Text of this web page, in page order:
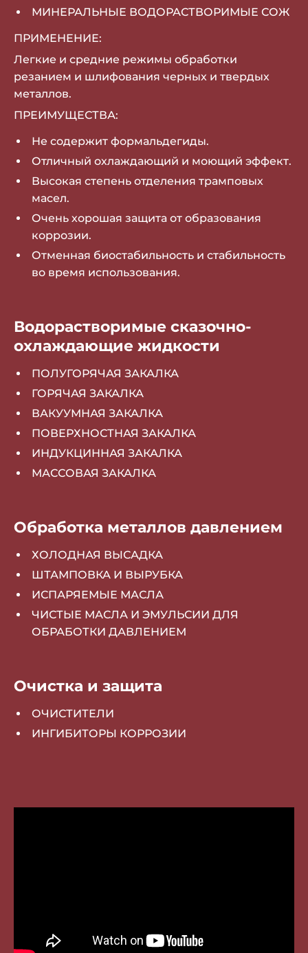
МИНЕРАЛЬНЫЕ ВОДОРАСТВОРИМЫЕ СОЖ
ПРИМЕНЕНИЕ:
Легкие и средние режимы обработки
резанием и шлифования черных и твердых
металлов.
ПРЕИМУЩЕСТВА:
Не содержит формальдегиды.
Отличный охлаждающий и моющий эффект.
Высокая степень отделения трамповых
масел.
Очень хорошая защита от образования
коррозии.
Отменная биостабильность и стабильность
во время использования.
Водорастворимые сказочно-
охлаждающие жидкости
ПОЛУГОРЯЧАЯ ЗАКАЛКА
ГОРЯЧАЯ ЗАКАЛКА
ВАКУУМНАЯ ЗАКАЛКА
ПОВЕРХНОСТНАЯ ЗАКАЛКА
ИНДУКЦИННАЯ ЗАКАЛКА
МАССОВАЯ ЗАКАЛКА
Обработка металлов давлением
ХОЛОДНАЯ ВЫСАДКА
ШТАМПОВКА И ВЫРУБКА
ИСПАРЯЕМЫЕ МАСЛА
ЧИСТЫЕ МАСЛА И ЭМУЛЬСИИ ДЛЯ
ОБРАБОТКИ ДАВЛЕНИЕМ
Очистка и защита
ОЧИСТИТЕЛИ
ИНГИБИТОРЫ КОРРОЗИИ